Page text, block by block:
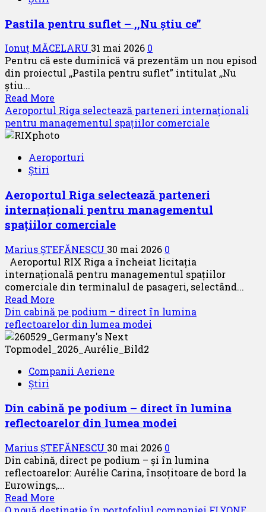
Pastila pentru suflet – ,,Nu știu ce”
Ionuț MĂCELARU 31 mai 2026 0
Pentru că este duminică vă prezentăm un nou episod
din proiectul ,,Pastila pentru suflet” intitulat ,,Nu
știu...
Read More
more
about
Pastila
suflet
știu
ce”
Aeroportul Riga selectează parteneri internaționali
pentru managementul spațiilor comerciale
Aeroporturi
Știri
Aeroportul Riga selectează parteneri
internaționali pentru managementul
spațiilor comerciale
Marius ȘTEFĂNESCU 30 mai 2026 0
Aeroportul RIX Riga a încheiat licitația
internațională pentru managementul spațiilor
comerciale din terminalul de pasageri, selectând...
Read More
more
about
Aeroportul
Riga
parteneri
managementul
spațiilor
Din cabină pe podium – direct în lumina
reflectoarelor din lumea modei
Companii Aeriene
Știri
Din cabină pe podium – direct în lumina
reflectoarelor din lumea modei
Marius ȘTEFĂNESCU 30 mai 2026 0
Din cabină, direct pe podium – și în lumina
reflectoarelor: Aurélie Carina, însoțitoare de bord la
Eurowings,...
Read More
more